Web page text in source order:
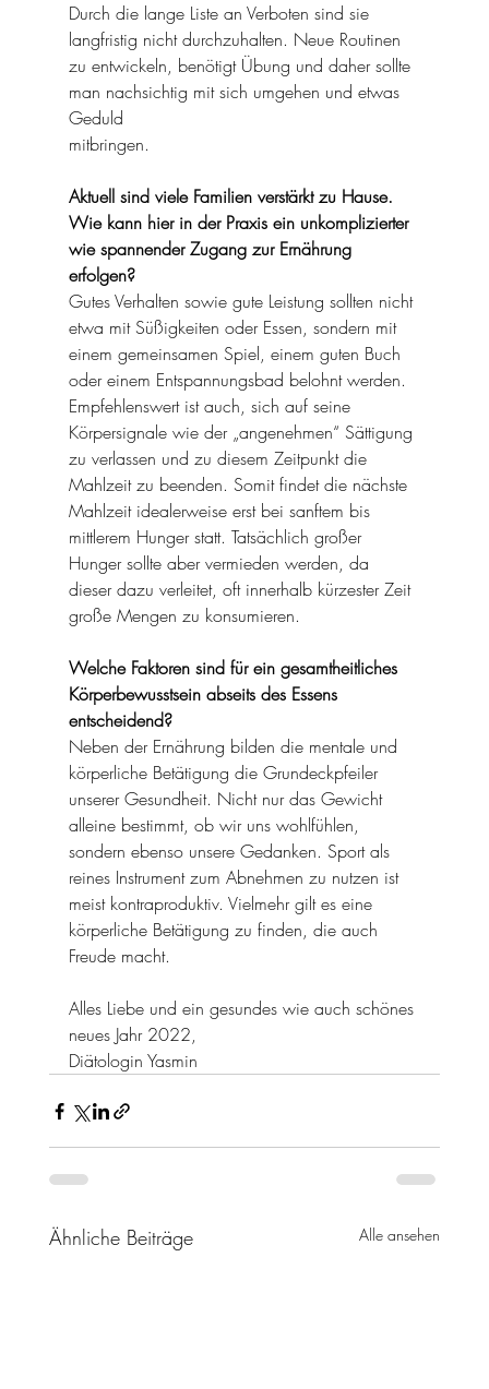
Durch die lange Liste an Verboten sind sie
langfristig nicht durchzuhalten. Neue Routinen
zu entwickeln, benötigt Übung und daher sollte
man nachsichtig mit sich umgehen und etwas
Geduld
mitbringen.
Aktuell sind viele Familien verstärkt zu Hause.
Wie kann hier in der Praxis ein unkomplizierter
wie spannender Zugang zur Ernährung
erfolgen?
Gutes Verhalten sowie gute Leistung sollten nicht
etwa mit Süßigkeiten oder Essen, sondern mit
einem gemeinsamen Spiel, einem guten Buch
oder einem Entspannungsbad belohnt werden.
Empfehlenswert ist auch, sich auf seine
Körpersignale wie der „angenehmen“ Sättigung
zu verlassen und zu diesem Zeitpunkt die
Mahlzeit zu beenden. Somit findet die nächste
Mahlzeit idealerweise erst bei sanftem bis
mittlerem Hunger statt. Tatsächlich großer
Hunger sollte aber vermieden werden, da
dieser dazu verleitet, oft innerhalb kürzester Zeit
große Mengen zu konsumieren.
Welche Faktoren sind für ein gesamtheitliches
Körperbewusstsein abseits des Essens
entscheidend?
Neben der Ernährung bilden die mentale und
körperliche Betätigung die Grundeckpfeiler
unserer Gesundheit. Nicht nur das Gewicht
alleine bestimmt, ob wir uns wohlfühlen,
sondern ebenso unsere Gedanken. Sport als
reines Instrument zum Abnehmen zu nutzen ist
meist kontraproduktiv. Vielmehr gilt es eine
körperliche Betätigung zu finden, die auch
Freude macht.
Alles Liebe und ein gesundes wie auch schönes
neues Jahr 2022,
Diätologin Yasmin
Ähnliche Beiträge Alle ansehen